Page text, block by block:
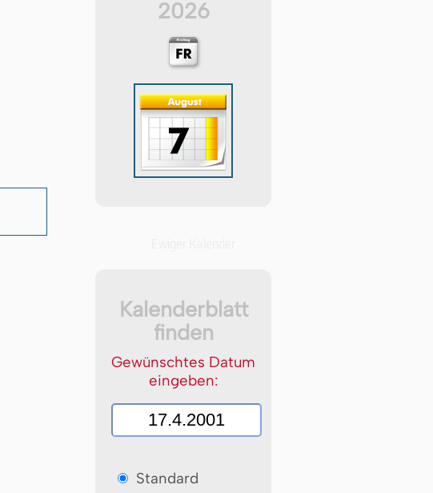
2026
Kalenderblatt
finden
Gewünschtes Datum
eingeben:
Standard